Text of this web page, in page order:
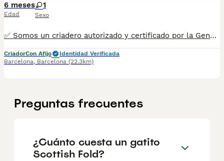
6 meses
Edad
1
Sexo
✅ Somos un criadero autorizado y certificado por la Generalitat de Catalunya bajo el número de Núcleo Zoológico G25/00314. PARA MÁS INFORMACIÓN: ☎️ 933095977 📱 685878504 / 674320847 💻 Más fotos y vídeos en nuestra web www.aquanatura.es 🚙 Hacemos envíos 📌 Calle Roger de Flor 45, muy cerca del Arc de Triomf de Barcelona, de Lunes a Sábados. Se entregan con sus vacunas, desparasitados interna y externamente, con microchip y su registro, cartilla sanitaria y contrato de garantías, documentación legal y factura.
CriadorCon Afijo
Identidad Verificada
Barcelona, Barcelona (22.3km)
Preguntas frecuentes
¿Cuánto cuesta un gatito
Scottish Fold?